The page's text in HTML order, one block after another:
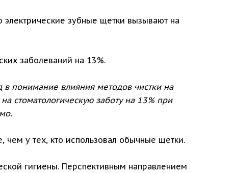
зубные щетки вызывают на
заболеваний на 13%.
понимание влияния методов чистки на
стоматологическую заботу на 13% при
чем у тех, кто использовал обычные щетки.
гигиены. Перспективным направлением